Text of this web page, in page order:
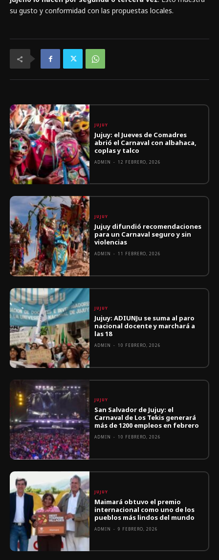
su gusto y conformidad con las propuestas locales.
JUJUY
Jujuy: el Jueves de Comadres
abrió el Carnaval con albahaca,
coplas y talco
ADMIN - 12 FEBRERO, 2026
JUJUY
Jujuy difundió recomendaciones
para un Carnaval seguro y sin
violencias
ADMIN - 11 FEBRERO, 2026
JUJUY
Jujuy: ADIUNJu se suma al paro
nacional docente y marchará a
las 18
ADMIN - 10 FEBRERO, 2026
JUJUY
San Salvador de Jujuy: el
Carnaval de Los Tekis generará
más de 1200 empleos en febrero
ADMIN - 10 FEBRERO, 2026
JUJUY
Maimará obtuvo el premio
internacional como uno de los
pueblos más lindos del mundo
ADMIN - 9 FEBRERO, 2026